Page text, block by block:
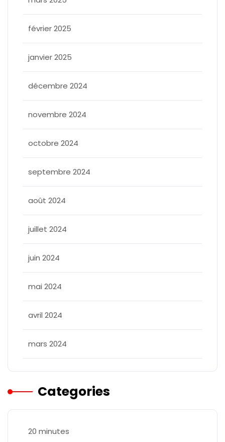
février 2025
janvier 2025
décembre 2024
novembre 2024
octobre 2024
septembre 2024
août 2024
juillet 2024
juin 2024
mai 2024
avril 2024
mars 2024
Categories
20 minutes